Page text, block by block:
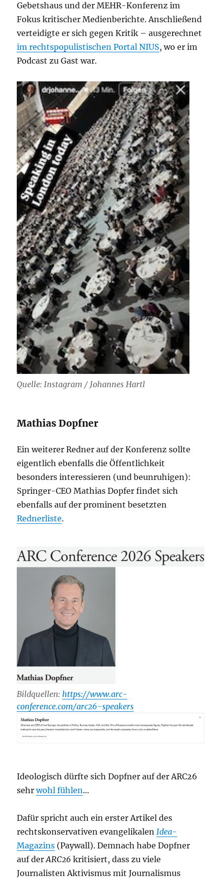
Gebetshaus und der MEHR-Konferenz im
Fokus kritischer Medienberichte. Anschließend
verteidigte er sich gegen Kritik – ausgerechnet
im rechtspopulistischen Portal NIUS, wo er im
Podcast zu Gast war.
Quelle: Instagram / Johannes Hartl
Mathias Dopfner
Ein weiterer Redner auf der Konferenz sollte
eigentlich ebenfalls die Öffentlichkeit
besonders interessieren (und beunruhigen):
Springer-CEO Mathias Dopfer findet sich
ebenfalls auf der prominent besetzten
Rednerliste.
Bildquellen:https://www.arc-
conference.com/arc26-speakers
Ideologisch dürfte sich Dopfner auf der ARC26
sehrwohl fühlen…
Dafür spricht auch ein erster Artikel des
rechtskonservativen evangelikalen Idea-
Magazins (Paywall). Demnach habe Dopfner
auf derARC26 kritisiert, dass zu viele
Journalisten Aktivismus mit Journalismus